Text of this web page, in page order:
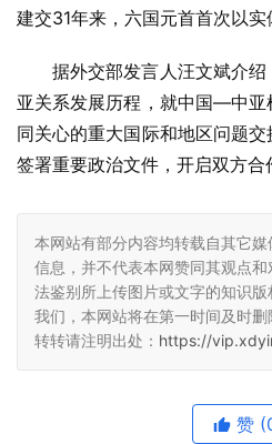
建交31年来，六国元首首次以实
据外交部发言人汪文斌介
亚关系发展历程，就中国—中
同关心的重大国际和地区问题
签署重要政治文件，开启双方合
本网站有部分内容均转载自其它
信息，并不代表本网赞同其观点
法鉴别所上传图片或文字的知识
我们，本网站将在第一时间及时删
转转请注明出处： https://
赞